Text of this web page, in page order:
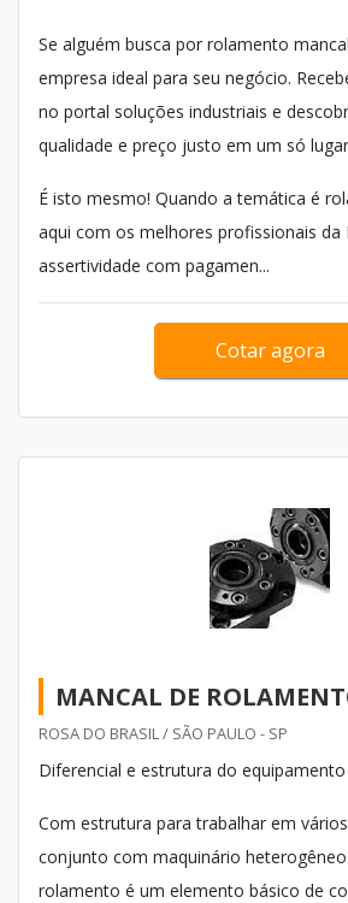
Se alguém busca por rolamento
empresa ideal para seu negócio.
no portal soluções industriais e
qualidade e preço justo em um só
É isto mesmo! Quando a temática é
aqui com os melhores profissionais da
assertividade com pagamen...
Cotar agora
MANCAL DE
ROSA DO BRASIL / SÃO PAULO - SP
Diferencial e estrutura do equipamento
Com estrutura para trabalhar em
conjunto com maquinário
rolamento é um elemento básico de